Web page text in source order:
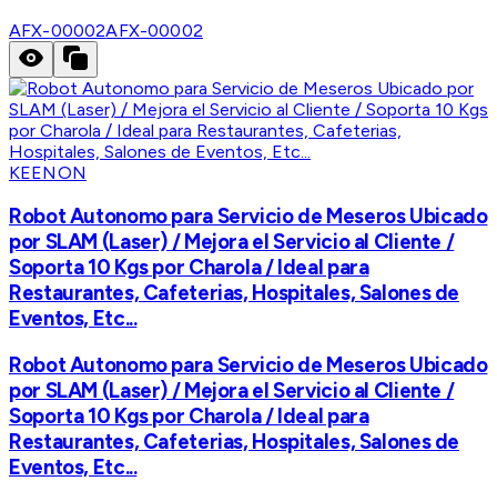
AFX-00002AFX-00002
KEENON
Robot Autonomo para Servicio de Meseros Ubicado
por SLAM (Laser) / Mejora el Servicio al Cliente /
Soporta 10 Kgs por Charola / Ideal para
Restaurantes, Cafeterias, Hospitales, Salones de
Eventos, Etc...
Robot Autonomo para Servicio de Meseros Ubicado
por SLAM (Laser) / Mejora el Servicio al Cliente /
Soporta 10 Kgs por Charola / Ideal para
Restaurantes, Cafeterias, Hospitales, Salones de
Eventos, Etc...